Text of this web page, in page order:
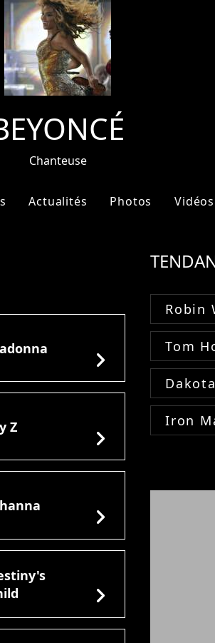
Chanteuse
Actualités Photos Vidéos
chevron_right
Z chevron_right
chevron_right
chevron_right
Robin
Tom
Iron